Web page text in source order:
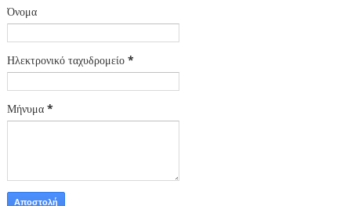
Όνομα
Ηλεκτρονικό ταχυδρομείο *
Μήνυμα *